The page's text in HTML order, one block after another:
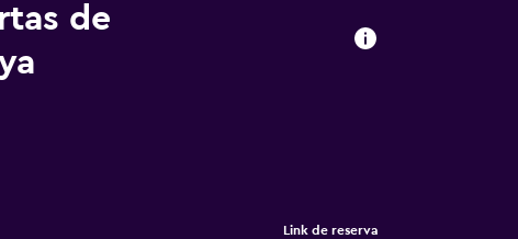
de
Link de reserva